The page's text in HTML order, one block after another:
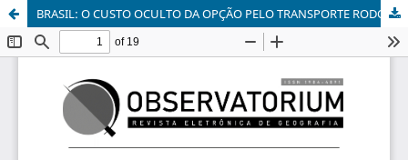
BRASIL: O CUSTO OCULTO DA OPÇÃO PELO TRANSPORTE RODOVIÁRIO DE MERCADORIAS E SEUS IMPACTOS AMBIENTAIS